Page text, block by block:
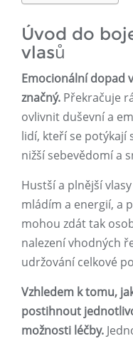
Úvod do
vlasů
Emocionální dopad
značný. Překračuje
ovlivnit duševní a
lidí, kteří se potýkají
nižší sebevědomí a
Hustší a plnější
mládím a energií, a
mohou zdát tak
nalezení vhodných
udržování celkové
Vzhledem k tomu,
postihnout
možnosti léčby.